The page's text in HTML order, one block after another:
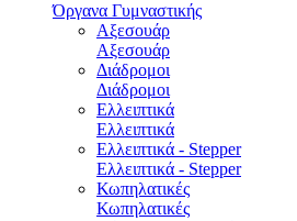
Όργανα Γυμναστικής
Αξεσουάρ
Αξεσουάρ
Διάδρομοι
Διάδρομοι
Ελλειπτικά
Ελλειπτικά
Ελλειπτικά - Stepper
Ελλειπτικά - Stepper
Κωπηλατικές
Κωπηλατικές